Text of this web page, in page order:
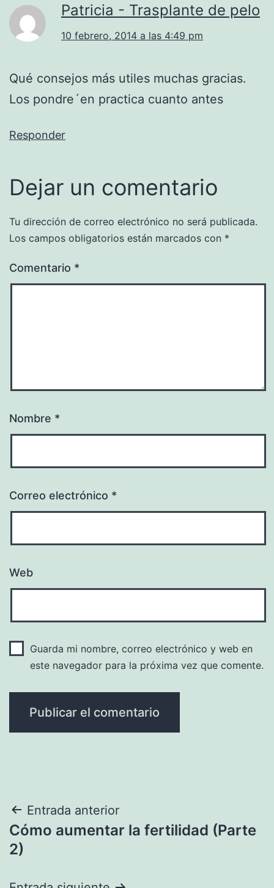
Patricia - Trasplante de pelo
10 febrero, 2014 a las 4:49 pm
Qué consejos más utiles muchas gracias.
Los pondre´en practica cuanto antes
Responder
Dejar un comentario
Tu dirección de correo electrónico no será publicada.
Los campos obligatorios están marcados con *
Comentario *
Nombre *
Correo electrónico *
Web
Guarda mi nombre, correo electrónico y web en
este navegador para la próxima vez que comente.
Navegación
de
Entrada anterior
Cómo aumentar la fertilidad (Parte
2)